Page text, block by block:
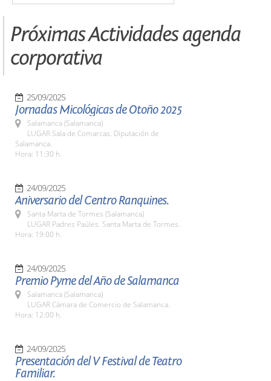
Próximas Actividades agenda
corporativa
25/09/2025
Jornadas Micológicas de Otoño 2025
Salamanca (Salamanca)
LUGAR Sala de Comarcas. Diputación de
Salamanca.
Hora: 11:30 h.
24/09/2025
Aniversario del Centro Ranquines.
Santa Marta de Tormes (Salamanca)
LUGAR Padres Paúles. Santa Marta de Tormes.
Hora: 19:00 h.
24/09/2025
Premio Pyme del Año de Salamanca
Salamanca (Salamanca)
LUGAR Cámara de Comercio de Salamanca.
Hora: 12:00 h.
24/09/2025
Presentación del V Festival de Teatro
Familiar.